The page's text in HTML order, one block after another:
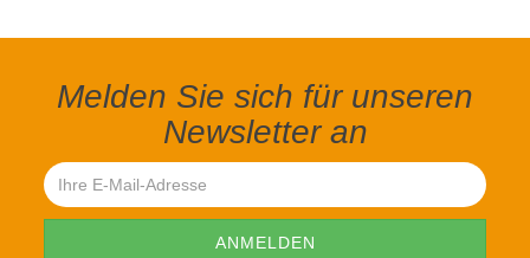
Melden Sie sich für unseren
Newsletter an